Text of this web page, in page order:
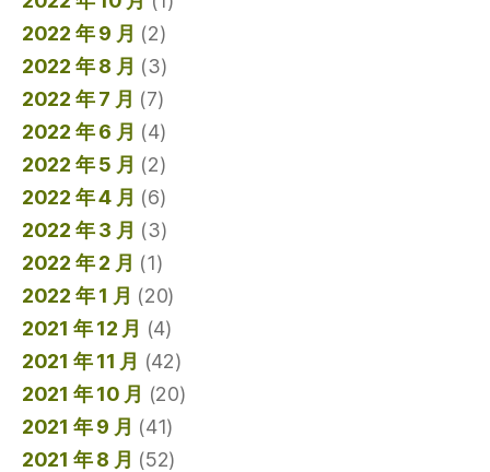
2022 年 9 月 (2)
2022 年 8 月 (3)
2022 年 7 月 (7)
2022 年 6 月 (4)
2022 年 5 月 (2)
2022 年 4 月 (6)
2022 年 3 月 (3)
2022 年 2 月 (1)
2022 年 1 月 (20)
2021 年 12 月 (4)
2021 年 11 月 (42)
2021 年 10 月 (20)
2021 年 9 月 (41)
2021 年 8 月 (52)